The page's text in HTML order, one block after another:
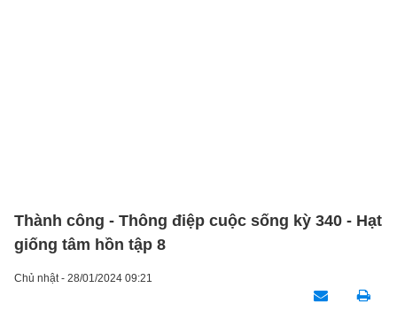
Thành công - Thông điệp cuộc sống kỳ 340 - Hạt
giống tâm hồn tập 8
Chủ nhật - 28/01/2024 09:21